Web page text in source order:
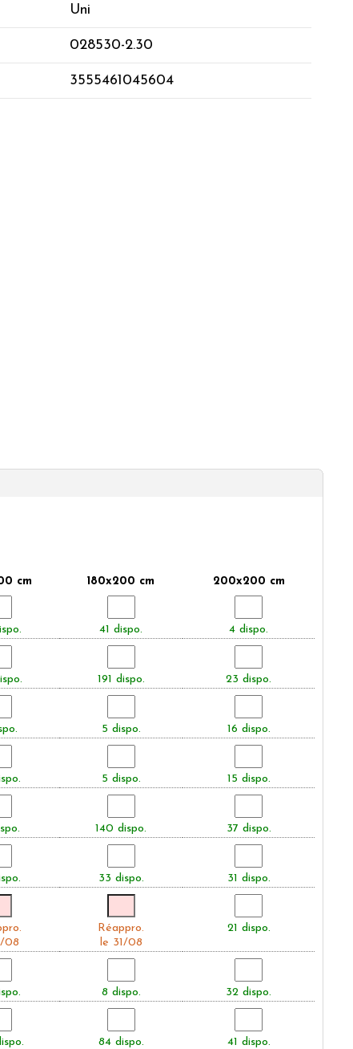
Uni
028530-2.30
3555461045604
cm 180x200 cm
200x200 cm
41 dispo. 4 dispo.
191 dispo. 23 dispo.
5 dispo. 16 dispo.
5 dispo. 15 dispo.
140 dispo. 37 dispo.
33 dispo. 31 dispo.
08
Réappro.
le 31/08
21 dispo.
8 dispo. 32 dispo.
84 dispo. 41 dispo.